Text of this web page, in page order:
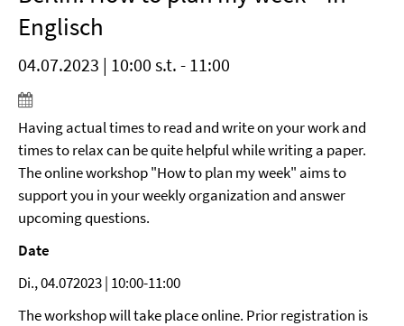
Englisch
04.07.2023 | 10:00 s.t. - 11:00
Having actual times to read and write on your work and
times to relax can be quite helpful while writing a paper.
The online workshop "How to plan my week" aims to
support you in your weekly organization and answer
upcoming questions.
Date
Di., 04.072023 | 10:00-11:00
The workshop will take place online. Prior registration is